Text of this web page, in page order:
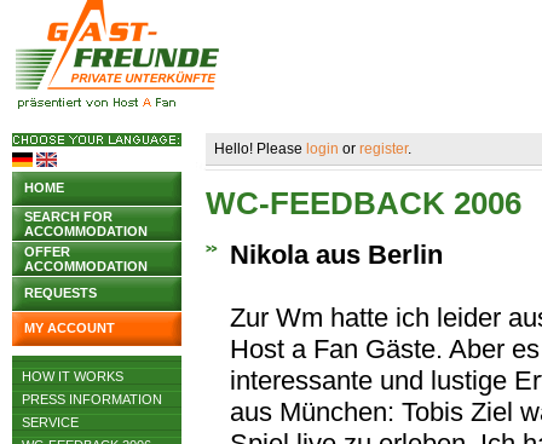
HOME
SEARCH FOR
ACCOMMODATION
OFFER
ACCOMMODATION
REQUESTS
MY ACCOUNT
HOW IT WORKS
PRESS INFORMATION
SERVICE
Hello! Please login or register.
WC-FEEDBACK 2006
Nikola aus Berlin
Zur Wm hatte ich leider
Host a Fan Gäste. Aber
interessante und lustige
aus München: Tobis Ziel